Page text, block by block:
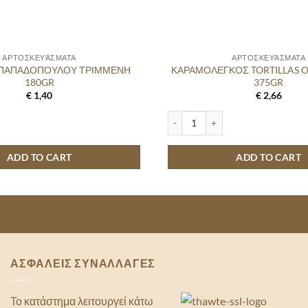
ΑΡΤΟΣΚΕΥΆΣΜΑΤΑ
ΤΡΙΜΜΕΝΗ
180GR
€ 1,40
ADD TO CART
ΑΡΤΟΣΚΕΥΆΣΜΑΤΑ
ΚΑΡΑΜΟΛΕΓΚΟΣ TORTILLAS
375GR
€2,66
ADD TO CART
ΑΣΦΑΛΕΙΣ ΣΥΝΑΛΛΑΓΕΣ
Το κατάστημα λειτουργεί κάτω